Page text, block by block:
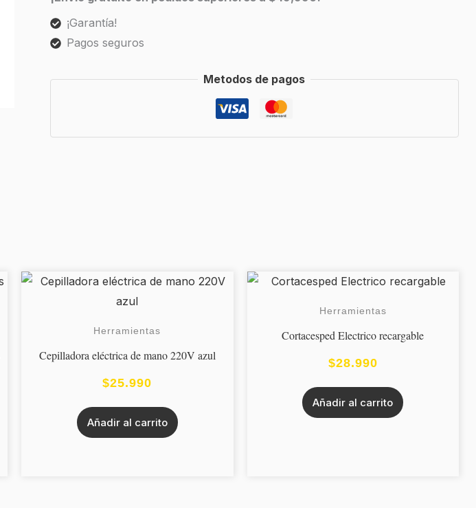
¡Garantía!
Pagos seguros
Metodos de pagos
Herramientas
Cepilladora eléctrica de mano 220V azul
$25.990
Añadir al carrito
Herramientas
Cortacesped Electrico recargable
$28.990
Añadir al carrito